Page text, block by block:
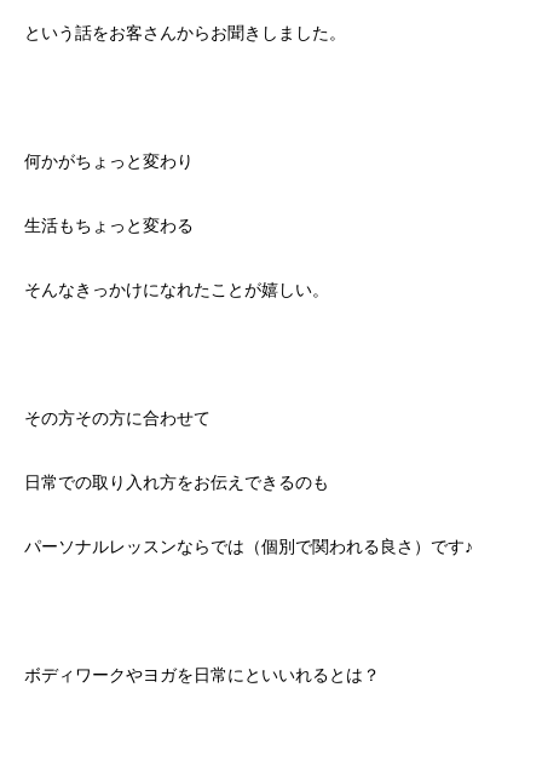
という話をお客さんからお聞きしました。
何かがちょっと変わり
生活もちょっと変わる
そんなきっかけになれたことが嬉しい。
その方その方に合わせて
日常での取り入れ方をお伝えできるのも
パーソナルレッスンならでは（個別で関われる良さ）です♪
ボディワークやヨガを日常にといいれるとは？